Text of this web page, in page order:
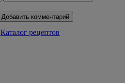
Добавить комментарий
Каталог рецептов